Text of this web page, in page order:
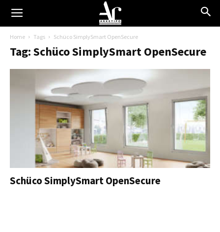
Home Tags Schüco SimplySmart OpenSecure
Tag: Schüco SimplySmart OpenSecure
Schüco SimplySmart OpenSecure